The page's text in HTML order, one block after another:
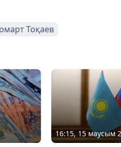
Тоқаев
16:15, 15 маусым